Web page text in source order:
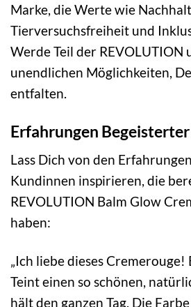
Marke, die Werte wie
Tierversuchsfreiheit und
Werde Teil der REVOLUTION
unendlichen Möglichkeiten,
entfalten.
Erfahrungen
Lass Dich von den
Kundinnen inspirieren, die
REVOLUTION Balm Glow
haben:
„Ich liebe dieses
Teint einen so schönen,
hält den ganzen Tag. Die